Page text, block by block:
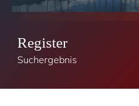
Register
Suchergebnis